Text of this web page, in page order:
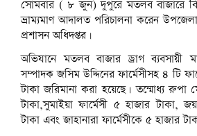
সোমবার ( ৮ জুন) দুপুরে মতলব বাজারে
ভ্রাম্যমাণ আদালত পরিচালনা করেন
প্রশাসন অধিদপ্তর।
অভিযানে মতলব বাজার ড্রাগ ব্যবসায়ী
সম্পাদক জসিম উদ্দিনের ফার্মেসীসহ ৪ টি
টাকা জরিমানা করা হয়েছে। তন্মোধ্য রুপা
টাকা,সুমাইয়া ফার্মেসী ৫ হাজার টাকা,
টাকা এবং জাহানারা ফার্মেসীকে ৫ হাজার